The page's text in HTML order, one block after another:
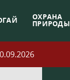
ОХРАНА
ПРИРОДЫ